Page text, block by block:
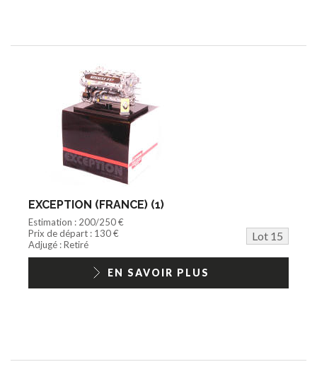
EXCEPTION (FRANCE) (1)
Estimation : 200/250 €
Prix de départ : 130 €
Lot 15
Adjugé : Retiré
EN SAVOIR PLUS